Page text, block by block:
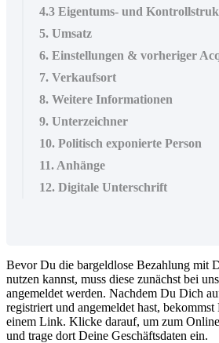
4.3 Eigentums- und
5. Umsatz
6. Einstellungen & vorheriger
7. Verkaufsort
8. Weitere Informationen
9. Unterzeichner
10. Politisch exponierte Person
11. Anhänge
12. Digitale Unterschrift
Bevor Du die bargeldlose Bezahlung mit
nutzen kannst, muss diese zunächst bei
angemeldet werden. Nachdem Du Dich
registriert und angemeldet hast, bekommst
einem Link. Klicke darauf, um zum Online
und trage dort Deine Geschäftsdaten ein.